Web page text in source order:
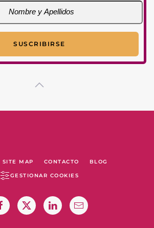
SITE MAP CONTACTO BLOG
GESTIONAR COOKIES